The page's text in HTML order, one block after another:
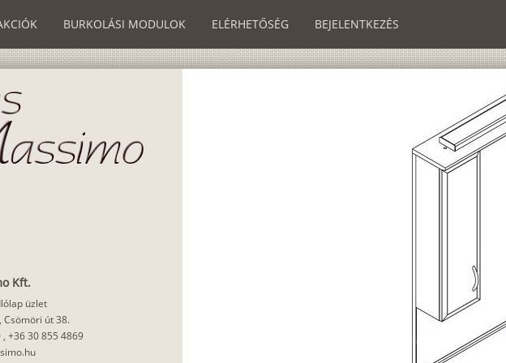
BURKOLÁSI MODULOK ELÉRHETŐSÉG BEJELENTKEZÉS
Kft.
üzlet
Csömöri út 38.
, +36 30 855 4869